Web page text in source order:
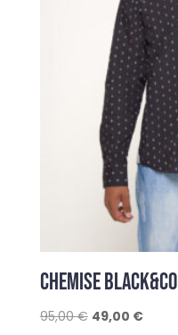
CHEMISE BLACK&CO
95,00€ Le
49,00 €Le